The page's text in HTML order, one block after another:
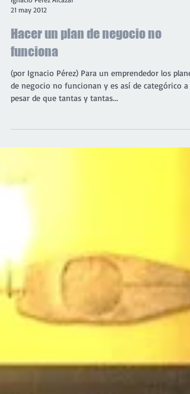
Ignacio Pérez Alcázar
21 may 2012
Hacer un plan de negocio no
funciona
de negocio no funcionan y es así de categórico a